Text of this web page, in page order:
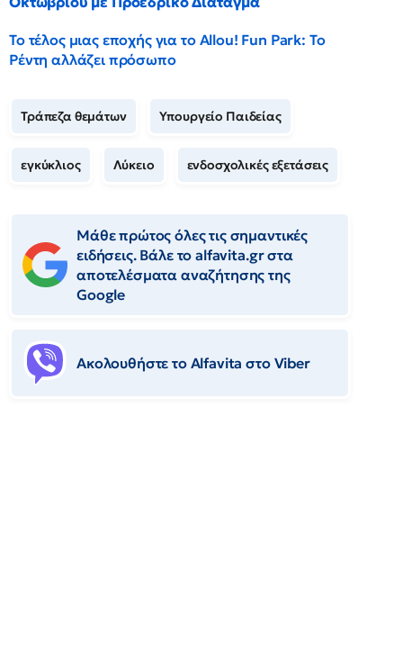
Το τέλος μιας εποχής για το Allou! Fun Park: Το
Ρέντη αλλάζει πρόσωπο
Τράπεζα θεμάτων Υπουργείο Παιδείας
εγκύκλιος Λύκειο ενδοσχολικές εξετάσεις
Μάθε πρώτος όλες τις σημαντικές
ειδήσεις. Βάλε το alfavita.gr στα
αποτελέσματα αναζήτησης της
Google
Ακολουθήστε το Αlfavita στο Viber